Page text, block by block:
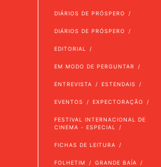
DIÁRIOS DE PRÓSPERO
DIÁRIOS DE PRÓSPERO
EDITORIAL
EM MODO DE PERGUNTAR
ENTREVISTA ESTENDAIS
EVENTOS EXPECTORAÇÃO
FESTIVAL INTERNACIONAL DE
CINEMA - ESPECIAL
FICHAS DE LEITURA
FOLHETIM GRANDE BAÍA